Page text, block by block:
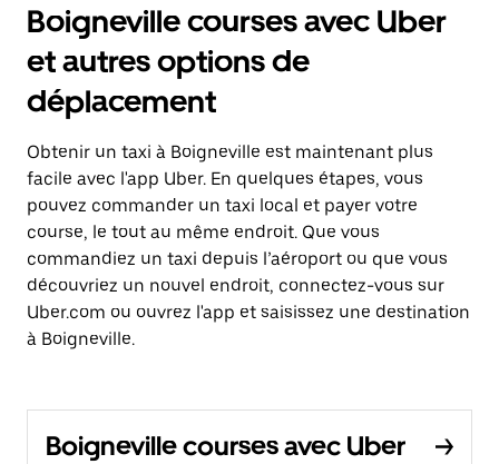
Boigneville courses avec Uber
et autres options de
déplacement
Obtenir un taxi à Boigneville est maintenant plus
facile avec l'app Uber. En quelques étapes, vous
pouvez commander un taxi local et payer votre
course, le tout au même endroit. Que vous
commandiez un taxi depuis l’aéroport ou que vous
découvriez un nouvel endroit, connectez-vous sur
Uber.com ou ouvrez l'app et saisissez une destination
à Boigneville.
Boigneville courses avec Uber